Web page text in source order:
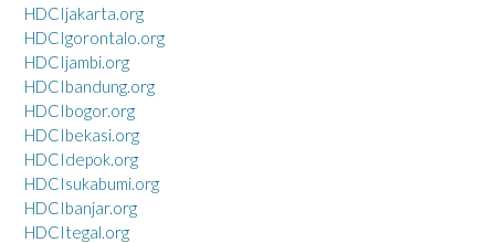
HDCIjakarta.org
HDCIgorontalo.org
HDCIjambi.org
HDCIbandung.org
HDCIbogor.org
HDCIbekasi.org
HDCIdepok.org
HDCIsukabumi.org
HDCIbanjar.org
HDCItegal.org